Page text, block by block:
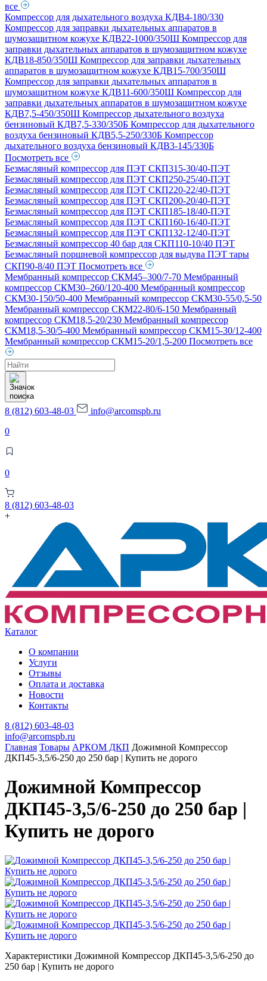
все
Компрессор для дыхательного воздуха КДВ4-180/330
Компрессор для заправки дыхательных аппаратов в
шумозащитном кожухе КДВ22-1000/350Ш Компрессор для
заправки дыхательных аппаратов в шумозащитном кожухе
КДВ18-850/350Ш Компрессор для заправки дыхательных
аппаратов в шумозащитном кожухе КДВ15-700/350Ш
Компрессор для заправки дыхательных аппаратов в
шумозащитном кожухе КДВ11-600/350Ш Компрессор для
заправки дыхательных аппаратов в шумозащитном кожухе
КДВ7,5-450/350Ш Компрессор дыхательного воздуха
бензиновый КДВ7,5-330/350Б Компрессор для дыхательного
воздуха бензиновый КДВ5,5-250/330Б Компрессор
дыхательного воздуха бензиновый КДВ3-145/330Б
Посмотреть все
Безмасляный компрессор для ПЭТ СКП315-30/40-ПЭТ
Безмасляный компрессор для ПЭТ СКП250-25/40-ПЭТ
Безмасляный компрессор для ПЭТ СКП220-22/40-ПЭТ
Безмасляный компрессор для ПЭТ СКП200-20/40-ПЭТ
Безмасляный компрессор для ПЭТ СКП185-18/40-ПЭТ
Безмасляный компрессор для ПЭТ СКП160-16/40-ПЭТ
Безмасляный компрессор для ПЭТ СКП132-12/40-ПЭТ
Безмасляный компрессор 40 бар для СКП110-10/40 ПЭТ
Безмасляный поршневой компрессор для выдува ПЭТ тары
СКП90-8/40 ПЭТ Посмотреть все
Мембранный компрессор СКМ45–300/7-70 Мембранный
компрессор СКМ30–260/120-400 Мембранный компрессор
СКМ30-150/50-400 Мембранный компрессор СКМ30-55/0,5-50
Мембранный компрессор СКМ22-80/6-150 Мембранный
компрессор СКМ18,5-20/230 Мембранный компрессор
СКМ18,5-30/5-400 Мембранный компрессор СКМ15-30/12-400
Мембранный компрессор СКМ15-20/1,5-200 Посмотреть все
Поиск
товаров
8 (812) 603-48-03
info@arcomspb.ru
0
0
8 (812) 603-48-03
+
Каталог
О компании
Услуги
Отзывы
Оплата и доставка
Новости
Контакты
8 (812) 603-48-03
info@arcomspb.ru
Главная Товары АРКОМ ДКП Дожимной Компрессор
ДКП45-3,5/6-250 до 250 бар | Купить не дорого
Дожимной Компрессор
ДКП45-3,5/6-250 до 250 бар |
Купить не дорого
Характеристики Дожимной Компрессор ДКП45-3,5/6-250 до
250 бар | Купить не дорого